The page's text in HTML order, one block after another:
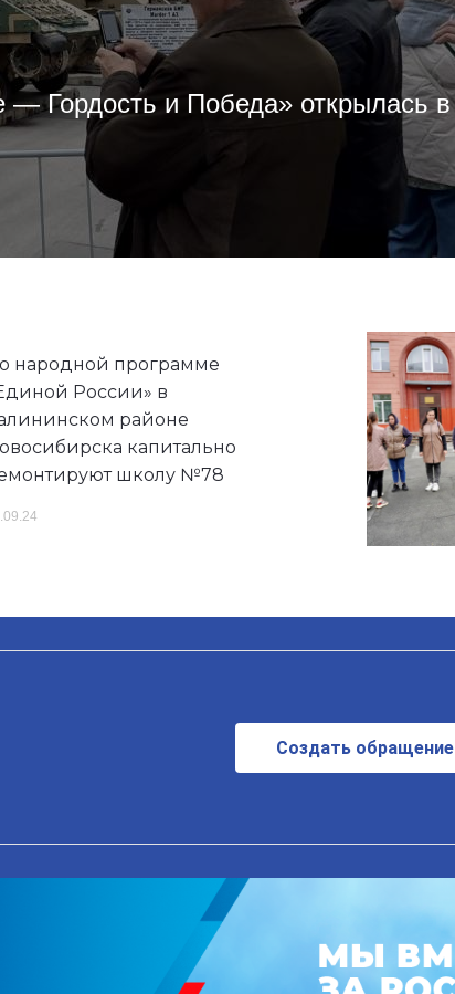
Гордость и Победа» открылась в
народной программе
России» в
районе
капитально
школу №78
Создать обращение